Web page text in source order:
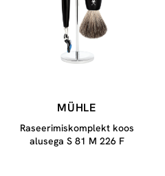
MÜHLE
Raseerimiskomplekt koos
alusega S 81 M 226 F